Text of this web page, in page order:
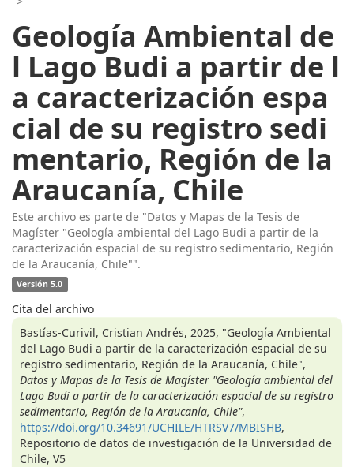
Geología Ambiental de
l Lago Budi a partir de l
a caracterización espa
cial de su registro sedi
mentario, Región de la
Araucanía, Chile
Este archivo es parte de "Datos y Mapas de la Tesis de
Magíster "Geología ambiental del Lago Budi a partir de la
caracterización espacial de su registro sedimentario, Región
de la Araucanía, Chile"".
Versión 5.0
Cita del archivo
Bastías-Curivil, Cristian Andrés, 2025, "Geología Ambiental
del Lago Budi a partir de la caracterización espacial de su
registro sedimentario, Región de la Araucanía, Chile",
Datos y Mapas de la Tesis de Magíster "Geología ambiental del
Lago Budi a partir de la caracterización espacial de su registro
sedimentario, Región de la Araucanía, Chile",
https://doi.org/10.34691/UCHILE/HTRSV7/MBISHB,
Repositorio de datos de investigación de la Universidad de
Chile, V5